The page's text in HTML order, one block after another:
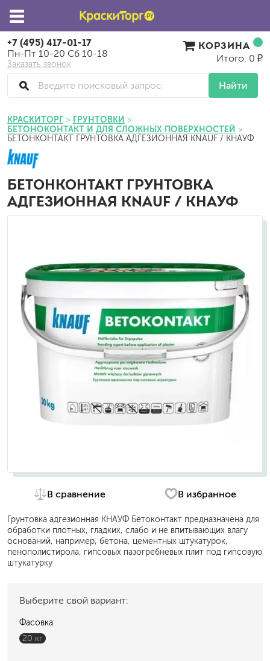
+7 (495) 417-01-17
Пн-Пт 10-20 Сб 10-18
Заказать звонок
Найти
КОРЗИНА
Итого: 0 ₽
КРАСКИТОРГ
ГРУНТОВКИ
БЕТОНОКОНТАКТ И ДЛЯ СЛОЖНЫХ ПОВЕРХНОСТЕЙ
БЕТОНКОНТАКТ ГРУНТОВКА АДГЕЗИОННАЯ KNAUF / КНАУФ
БЕТОНКОНТАКТ ГРУНТОВКА
АДГЕЗИОННАЯ KNAUF / КНАУФ
В сравнение В избранное
Грунтовка адгезионная КНАУФ Бетоконтакт предназначена для
обработки плотных, гладких, слабо и не впитывающих влагу
оснований, например, бетона, цементных штукатурок,
пенополистирола, гипсовых пазогребневых плит под гипсовую
штукатурку
Выберите свой вариант:
Фасовка:
20 кг